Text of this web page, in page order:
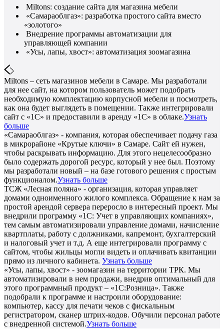
Miltons: создание сайта для магазина мебели
«Самараоблгаз»: разработка простого сайта вместо
«золотого»
Внедрение программы автоматизации для
управляющей компании
«Усы, лапы, хвост»: автоматизация зоомагазина
Miltons – сеть магазинов мебели в Самаре. Мы разработали
для нее сайт, на котором пользователь может подобрать
необходимую комплектацию корпусной мебели и посмотреть,
как она будет выглядеть в помещении. Также интегрировали
сайт с «1С» и предоставили в аренду «1С» в облаке.Узнать
больше
«Самараоблгаз» - компания, которая обеспечивает подачу газа
в микрорайоне «Крутые ключи» в Самаре. Сайт ей нужен,
чтобы раскрывать информацию. Для этого нецелесообразно
было содержать дорогой ресурс, который у нее был. Поэтому
мы разработали новый – на базе готового решения с простым
функционалом.Узнать больше
ТСЖ «Лесная поляна» - организация, которая управляет
домами одноименного жилого комплекса. Обращение к нам за
простой арендой сервера переросло в интересный проект. Мы
внедрили программу «1С: Учет в управляющих компаниях»,
тем самым автоматизировали управление домами, начисление
квартплаты, работу с должниками, капремонт, бухгалтерский
и налоговый учет и т.д. А еще интегрировали программу с
сайтом, чтобы жильцы могли видеть и оплачивать квитанции
прямо из личного кабинета. Узнать больше
«Усы, лапы, хвост» - зоомагазин на территории ТРК. Мы
автоматизировали в нем продажи, внедрив оптимальный для
этого программный продукт – «1С:Розница». Также
подобрали к программе и настроили оборудование:
компьютер, кассу для печати чеков с фискальным
регистратором, сканер штрих-кодов. Обучили персонал работе
с внедренной системой.Узнать больше